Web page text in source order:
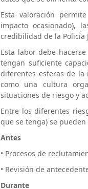
Esta valoración
impacto ocasionado),
credibilidad de la Policía
Esta labor debe
tengan suficiente
diferentes esferas de
como una cultura
situaciones de riesgo y
Entre los diferentes
que se tenga) se
Antes
• Procesos de
• Revisión de
Durante